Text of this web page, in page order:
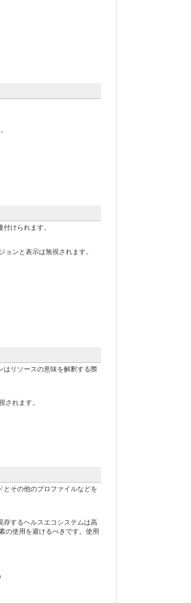
けられます。
ンと表示は無視されます。
はリソースの意味を解釈する際
されます。
とその他のプロファイルなどを
存するヘルスエコシステムは高
の使用を避けるべきです。使用